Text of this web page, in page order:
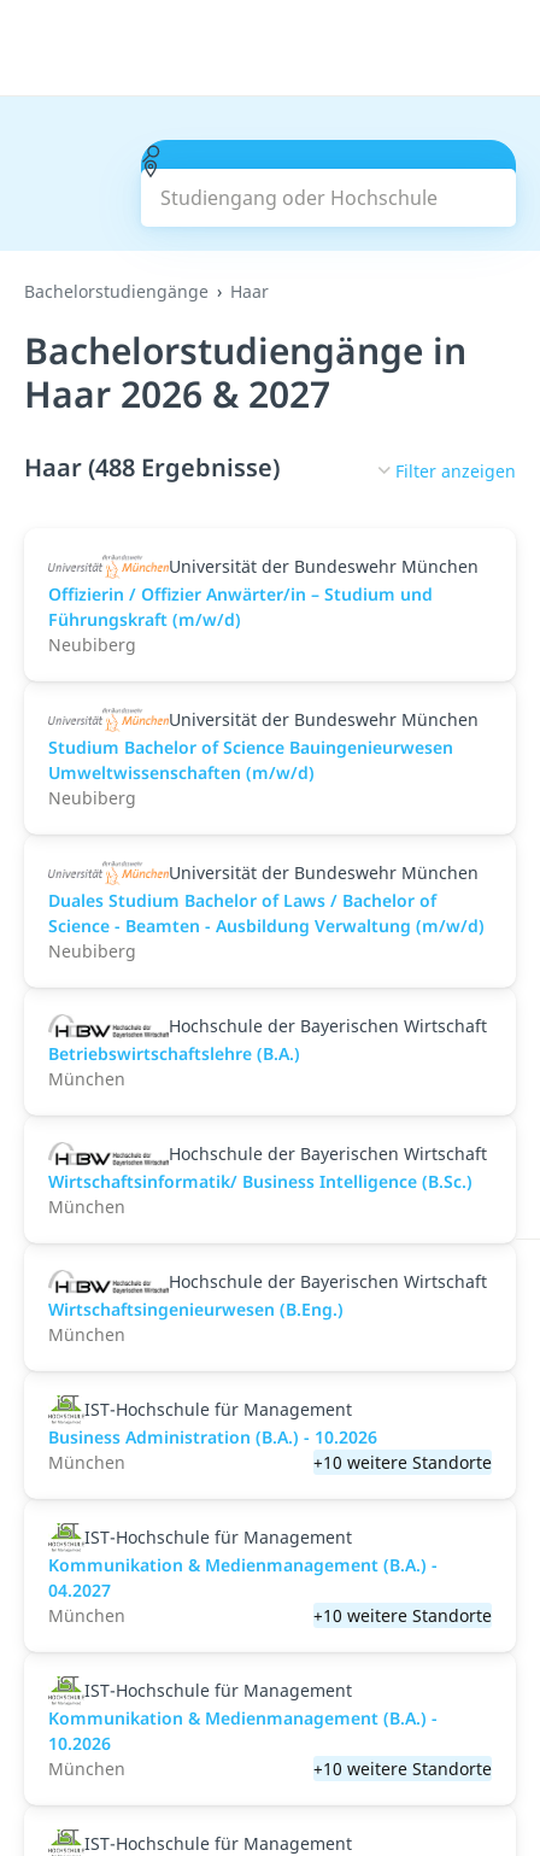
Studiengang oder Hochschule
Suchen
Bachelorstudiengänge Haar
Bachelorstudiengänge in
Haar 2026 & 2027
Haar (488 Ergebnisse) Filter anzeigen
Universität der Bundeswehr München
Offizierin / Offizier Anwärter/in – Studium und
Führungskraft (m/w/d)
Neubiberg
Universität der Bundeswehr München
Studium Bachelor of Science Bauingenieurwesen
Umweltwissenschaften (m/w/d)
Neubiberg
Universität der Bundeswehr München
Duales Studium Bachelor of Laws / Bachelor of
Science - Beamten - Ausbildung Verwaltung (m/w/d)
Neubiberg
Hochschule der Bayerischen Wirtschaft
Betriebswirtschaftslehre (B.A.)
München
Hochschule der Bayerischen Wirtschaft
Wirtschaftsinformatik/ Business Intelligence (B.Sc.)
München
Hochschule der Bayerischen Wirtschaft
Wirtschaftsingenieurwesen (B.Eng.)
München
IST-Hochschule für Management
Business Administration (B.A.) - 10.2026
München
+10 weitere Standorte
IST-Hochschule für Management
Kommunikation & Medienmanagement (B.A.) -
04.2027
München
+10 weitere Standorte
IST-Hochschule für Management
Kommunikation & Medienmanagement (B.A.) -
10.2026
München
+10 weitere Standorte
IST-Hochschule für Management